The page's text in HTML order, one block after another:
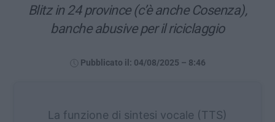
Blitz in 24 province (c’è anche Cosenza),
banche abusive per il riciclaggio
Pubblicato il: 04/08/2025 – 8:46
La funzione di sintesi vocale (TTS)